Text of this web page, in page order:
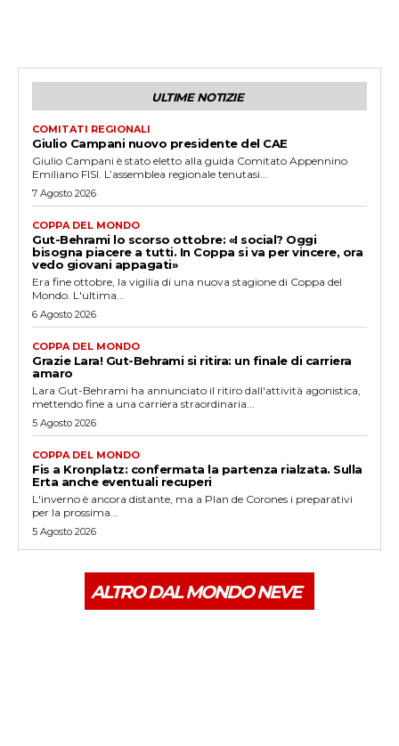
ULTIME NOTIZIE
COMITATI REGIONALI
Giulio Campani nuovo presidente del CAE
Giulio Campani è stato eletto alla guida Comitato Appennino
Emiliano FISI. L’assemblea regionale tenutasi...
7 Agosto 2026
COPPA DEL MONDO
Gut-Behrami lo scorso ottobre: «I social? Oggi
bisogna piacere a tutti. In Coppa si va per vincere, ora
vedo giovani appagati»
Era fine ottobre, la vigilia di una nuova stagione di Coppa del
Mondo. L'ultima...
6 Agosto 2026
COPPA DEL MONDO
Grazie Lara! Gut-Behrami si ritira: un finale di carriera
amaro
Lara Gut-Behrami ha annunciato il ritiro dall'attività agonistica,
mettendo fine a una carriera straordinaria...
5 Agosto 2026
COPPA DEL MONDO
Fis a Kronplatz: confermata la partenza rialzata. Sulla
Erta anche eventuali recuperi
L'inverno è ancora distante, ma a Plan de Corones i preparativi
per la prossima...
5 Agosto 2026
ALTRO DAL MONDO NEVE